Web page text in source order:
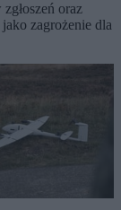
oraz
zagrożenie dla